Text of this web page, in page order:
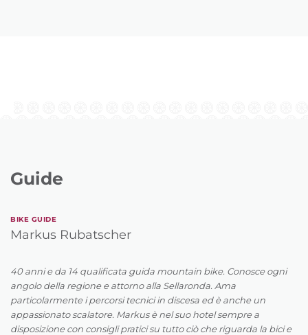
Guide
BIKE GUIDE
Markus Rubatscher
40 anni e da 14 qualificata guida mountain bike. Conosce ogni
angolo della regione e attorno alla Sellaronda. Ama
particolarmente i percorsi tecnici in discesa ed è anche un
appassionato scalatore. Markus è nel suo hotel sempre a
disposizione con consigli pratici su tutto ciò che riguarda la bici e